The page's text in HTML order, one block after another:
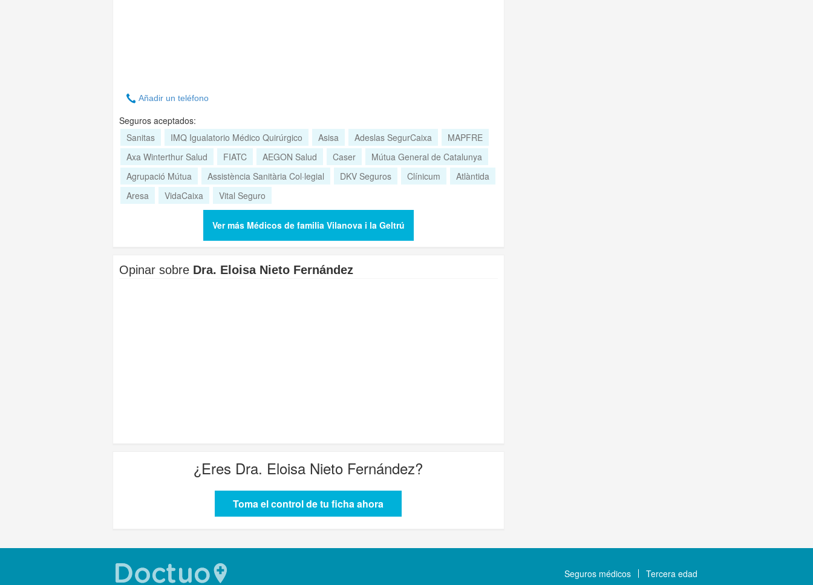
Añadir un teléfono
Seguros aceptados:
Sanitas
IMQ Igualatorio Médico Quirúrgico Asisa Adeslas SegurCaixa
MAPFRE
Axa Winterthur Salud
FIATC AEGON Salud Caser
Mútua General de Catalunya
Agrupació Mútua
Assistència Sanitària Col·legial DKV Seguros Clínicum
Atlàntida
Aresa
VidaCaixa Vital Seguro
Ver más Médicos de familia Vilanova i la Geltrú
Opinar sobre Dra. Eloisa Nieto Fernández
¿Eres Dra. Eloisa Nieto Fernández?
Toma el control de tu ficha ahora
Seguros médicos Tercera edad